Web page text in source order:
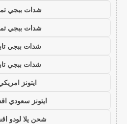
شدات ببجي
شدات ببجي
شدات ببجي
شدات ببجي
ايتونز
ايتونز سعودي
شحن يلا لودو